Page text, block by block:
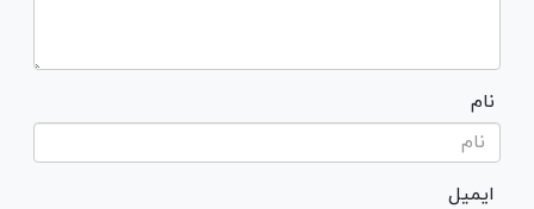
نام
ایمیل